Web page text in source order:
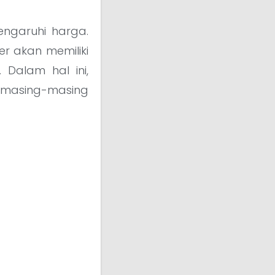
harga.
akan memiliki
Dalam hal ini,
masing